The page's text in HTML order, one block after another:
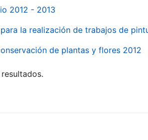
2012 - 2013
la realización de trabajos de
de plantas y flores 2012